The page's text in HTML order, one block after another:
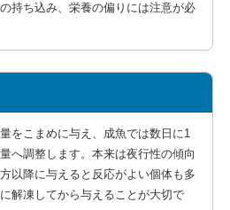
持ち込み、栄養の偏りには注意が必
をこまめに与え、成魚では数日に1
へ調整します。本来は夜行性の傾向
以降に与えると反応がよい個体も多
解凍してから与えることが大切で